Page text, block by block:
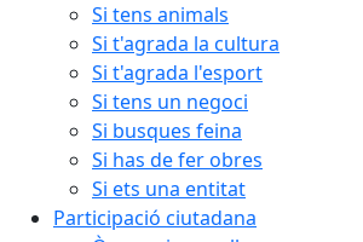
Si tens animals
Si t'agrada la cultura
Si t'agrada l'esport
Si tens un negoci
Si busques feina
Si has de fer obres
Si ets una entitat
Participació ciutadana